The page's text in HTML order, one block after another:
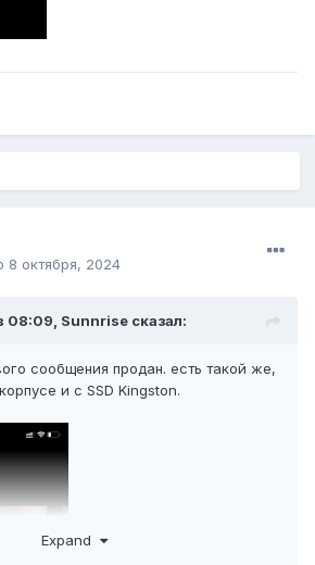
8 октября, 2024
08:09, Sunnrise сказал:
сообщения продан. есть такой же,
и с SSD Kingston.
Expand